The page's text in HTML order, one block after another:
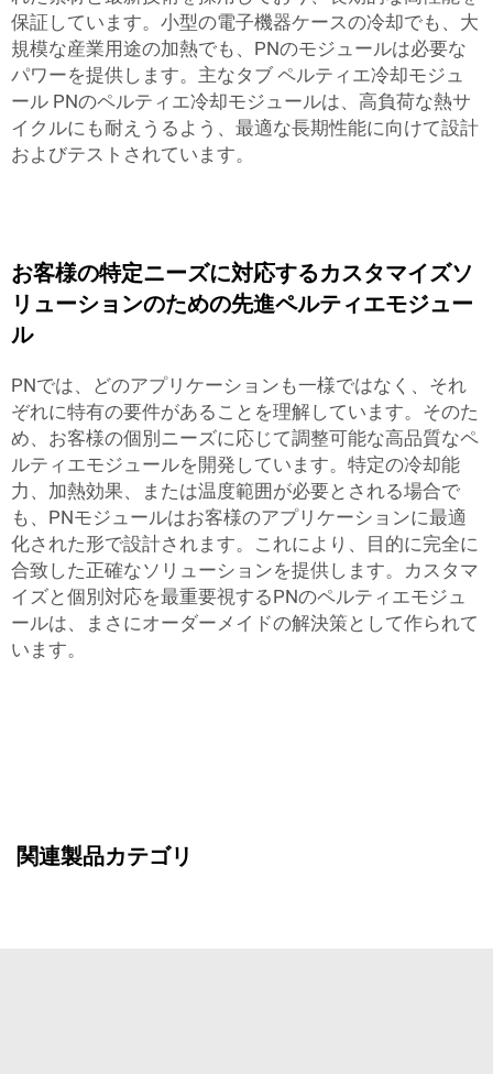
保証しています。小型の電子機器ケースの冷却でも、大
規模な産業用途の加熱でも、PNのモジュールは必要な
パワーを提供します。主なタブ ペルティエ冷却モジュ
ール PNのペルティエ冷却モジュールは、高負荷な熱サ
イクルにも耐えうるよう、最適な長期性能に向けて設計
およびテストされています。
お客様の特定ニーズに対応するカスタマイズソ
リューションのための先進ペルティエモジュー
ル
PNでは、どのアプリケーションも一様ではなく、それ
ぞれに特有の要件があることを理解しています。そのた
め、お客様の個別ニーズに応じて調整可能な高品質なペ
ルティエモジュールを開発しています。特定の冷却能
力、加熱効果、または温度範囲が必要とされる場合で
も、PNモジュールはお客様のアプリケーションに最適
化された形で設計されます。これにより、目的に完全に
合致した正確なソリューションを提供します。カスタマ
イズと個別対応を最重要視するPNのペルティエモジュ
ールは、まさにオーダーメイドの解決策として作られて
います。
関連製品カテゴリ